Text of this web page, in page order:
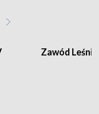
Zawód Leśnik